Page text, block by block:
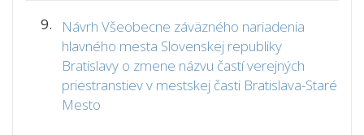
9.
Návrh Všeobecne záväzného nariadenia
hlavného mesta Slovenskej republiky
Bratislavy o zmene názvu častí verejných
priestranstiev v mestskej časti Bratislava-Staré
Mesto